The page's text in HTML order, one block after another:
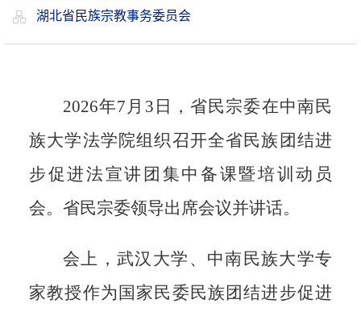
湖北省民族宗教事务委员会
2026年7 月 3 日，省民宗委在中南民
族大学法学院组织召开全省民族团结进
步促进法宣讲团集中备课暨培训动员
会。省民宗委领导出席会议并讲话。
会上，武汉大学、中南民族大学专
家教授作为国家民委民族团结进步促进